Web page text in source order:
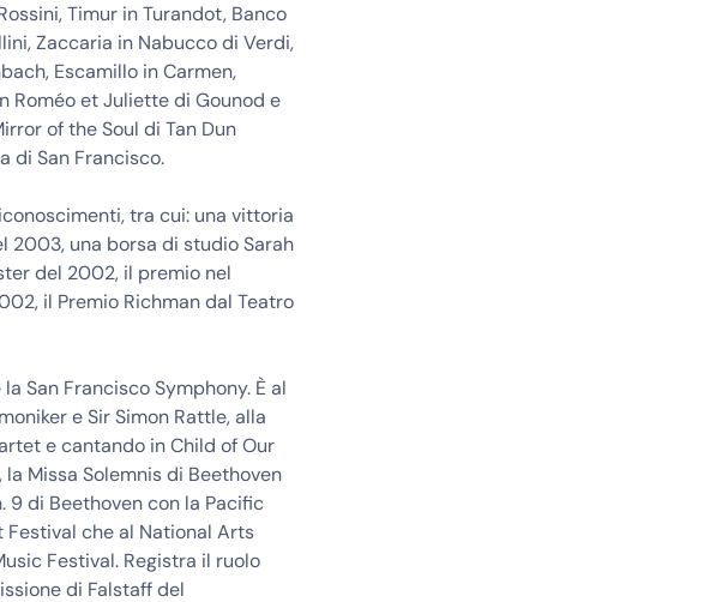
Timur in Turandot, Banco
Zaccaria in Nabucco di Verdi,
Escamillo in Carmen,
Roméo et Juliette di Gounod e
of the Soul di Tan Dun
di San Francisco.
tra cui: una vittoria
2003, una borsa di studio Sarah
del 2002, il premio nel
il Premio Richman dal Teatro
San Francisco Symphony. È al
e Sir Simon Rattle, alla
e cantando in Child of Our
Missa Solemnis di Beethoven
9 di Beethoven con la Pacific
Festival che al National Arts
Festival. Registra il ruolo
di Falstaff del